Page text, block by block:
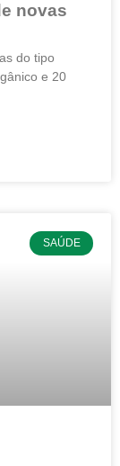
novas
do tipo
e 20
SAÚDE